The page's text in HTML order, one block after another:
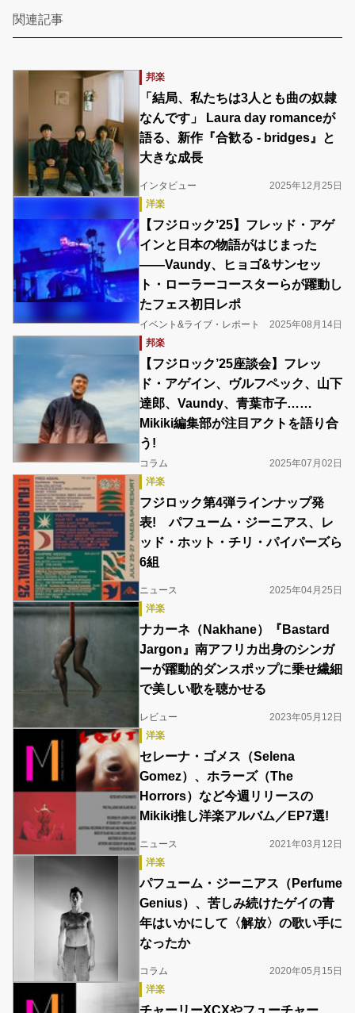
関連記事
邦楽
「結局、私たちは3人とも曲の奴隷
なんです」 Laura day romanceが
語る、新作『合歓る - bridges』と
大きな成長
インタビュー
2025年12月25日
洋楽
【フジロック’25】フレッド・アゲ
インと日本の物語がはじまった
――Vaundy、ヒョゴ&サンセッ
ト・ローラーコースターらが躍動し
たフェス初日レポ
イベント&ライブ・レポート
2025年08月14日
邦楽
【フジロック’25座談会】フレッ
ド・アゲイン、ヴルフペック、山下
達郎、Vaundy、青葉市子……
Mikiki編集部が注目アクトを語り合
う!
コラム
2025年07月02日
洋楽
フジロック第4弾ラインナップ発
表! パフューム・ジーニアス、レ
ッド・ホット・チリ・パイパーズら
6組
ニュース
2025年04月25日
洋楽
ナカーネ（Nakhane）『Bastard
Jargon』南アフリカ出身のシンガ
ーが躍動的ダンスポップに乗せ繊細
で美しい歌を聴かせる
レビュー
2023年05月12日
洋楽
セレーナ・ゴメス（Selena
Gomez）、ホラーズ（The
Horrors）など今週リリースの
Mikiki推し洋楽アルバム／EP7選!
ニュース
2021年03月12日
洋楽
パフューム・ジーニアス（Perfume
Genius）、苦しみ続けたゲイの青
年はいかにして〈解放〉の歌い手に
なったか
コラム
2020年05月15日
洋楽